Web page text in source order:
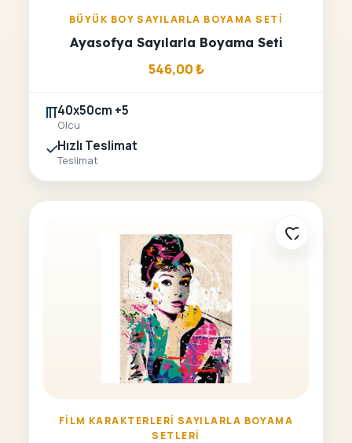
BÜYÜK BOY SAYILARLA BOYAMA SETI
Ayasofya Sayılarla Boyama Seti
546,00₺
40x50cm +5
Olcu
Hızlı Teslimat
Teslimat
FILM KARAKTERLERI SAYILARLA BOYAMA
SETLERI